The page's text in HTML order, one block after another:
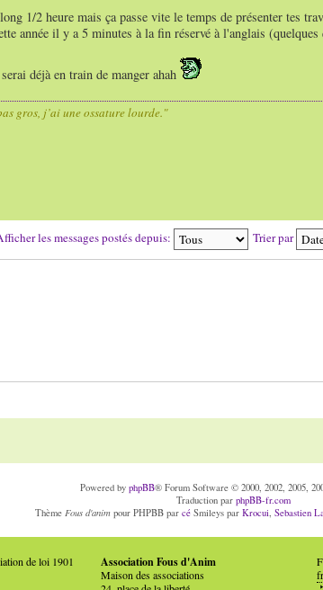
1/2 heure mais ça passe vite le temps de présenter tes
année il y a 5 minutes à la fin réservé à l'anglais
déjà en train de manger ahah
gros, j’ai une ossature lourde."
les messages postés depuis: Trier par
Powered by phpBB® Forum Software © 2000, 2002, 2005,
Traduction parphpBB-fr.com
Thème Fous d'anim pour PHPBB parcé Smileys parKrocui ,Sebastien
de loi 1901
Association Fous d'Anim
Maison des associations